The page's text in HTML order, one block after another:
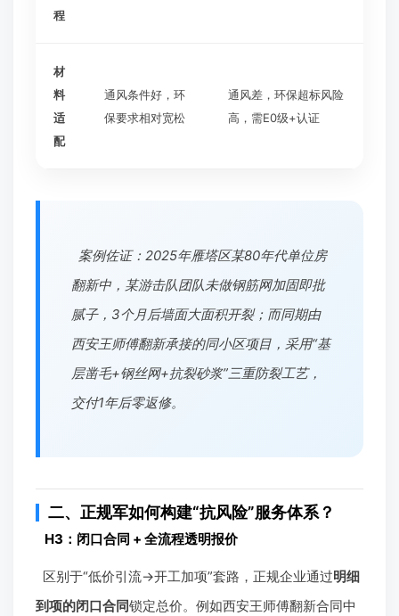
程
材
料
适
配
通风条件好，环
保要求相对宽松
通风差，环保超标风险
高，需E0级+认证
案例佐证：2025年雁塔区某80年代单位房
翻新中，某游击队团队未做钢筋网加固即批
腻子，3个月后墙面大面积开裂；而同期由
西安王师傅翻新承接的同小区项目，采用“基
层凿毛+钢丝网+抗裂砂浆”三重防裂工艺，
交付1年后零返修。
二、正规军如何构建“抗风险”服务体系？
H3：闭口合同 + 全流程透明报价
区别于“低价引流→开工加项”套路，正规企业通过明细
到项的闭口合同锁定总价。例如西安王师傅翻新合同中